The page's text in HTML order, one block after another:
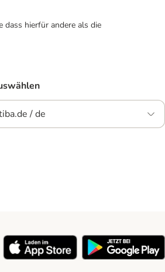
dass hierfür andere als die
/ de